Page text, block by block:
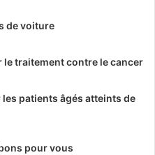
de voiture
le traitement contre le cancer
patients âgés atteints de
pour vous